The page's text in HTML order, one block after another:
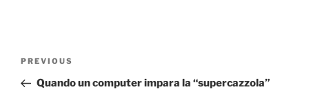
Previous
Post
PREVIOUS
Quando un computer impara la “supercazzola”